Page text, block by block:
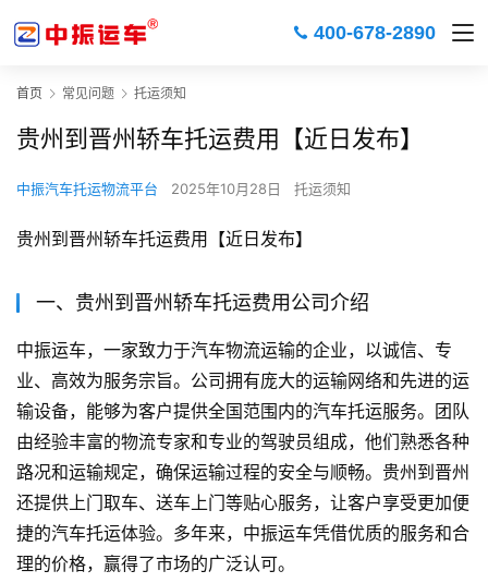
400-678-2890
首页 常见问题 托运须知
贵州到晋州轿车托运费用【近日发布】
中振汽车托运物流平台 2025年10月28日 托运须知
贵州到晋州轿车托运费用【近日发布】
一、贵州到晋州轿车托运费用公司介绍
中振运车，一家致力于汽车物流运输的企业，以诚信、专
业、高效为服务宗旨。公司拥有庞大的运输网络和先进的运
输设备，能够为客户提供全国范围内的汽车托运服务。团队
由经验丰富的物流专家和专业的驾驶员组成，他们熟悉各种
路况和运输规定，确保运输过程的安全与顺畅。贵州到晋州
还提供上门取车、送车上门等贴心服务，让客户享受更加便
捷的汽车托运体验。多年来，中振运车凭借优质的服务和合
理的价格，赢得了市场的广泛认可。